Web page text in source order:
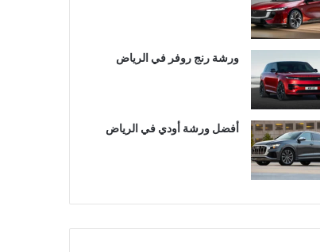
ورشة رنج روفر في الرياض
أفضل ورشة أودي في الرياض